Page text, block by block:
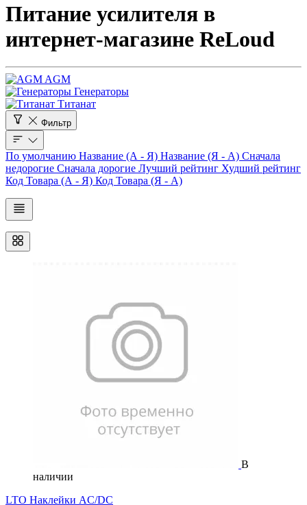
Питание усилителя в
интернет-магазине ReLoud
AGM
Генераторы
Титанат
Фильтр
По умолчанию Название (А - Я) Название (Я - А) Сначала
недорогие Сначала дорогие Лучший рейтинг Худший рейтинг
Код Товара (А - Я) Код Товара (Я - А)
В
наличии
LTO Наклейки AC/DC